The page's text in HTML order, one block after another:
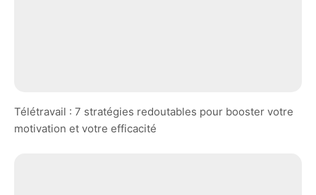
Télétravail : 7 stratégies redoutables pour booster votre
motivation et votre efficacité